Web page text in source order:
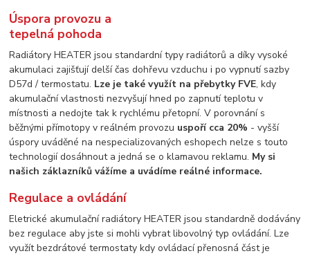
Úspora provozu a
tepelná pohoda
Radiátory HEATER jsou standardní typy radiátorů a díky vysoké
akumulaci zajišťují delší čas dohřevu vzduchu i po vypnutí sazby
D57d / termostatu. Lze je také využít na přebytky FVE, kdy
akumulační vlastnosti nezvyšují hned po zapnutí teplotu v
místnosti a nedojte tak k rychlému přetopní. V porovnání s
běžnými přímotopy v reálném provozu uspoří cca 20% - vyšší
úspory uváděné na nespecializovaných eshopech nelze s touto
technologií dosáhnout a jedná se o klamavou reklamu. My si
našich záklazníků vážíme a uvádíme reálné informace.
Regulace a ovládání
Eletrické akumulační radiátory HEATER jsou standardně dodávány
bez regulace aby jste si mohli vybrat libovolný typ ovládání. Lze
využít bezdrátové termostaty kdy ovládací přenosná část je